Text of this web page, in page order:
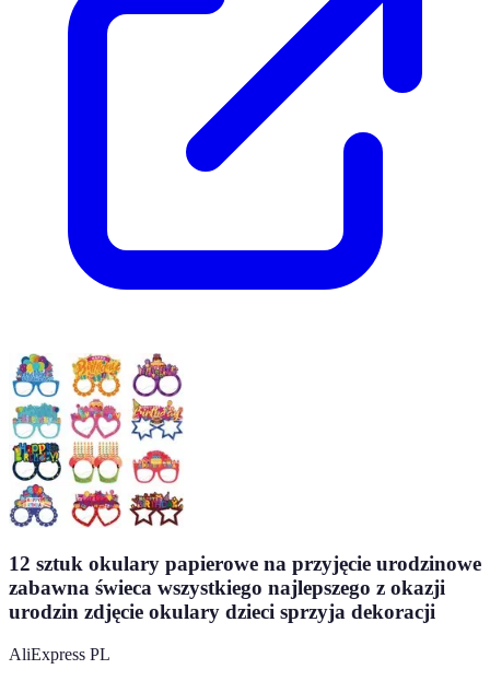
12 sztuk okulary papierowe na przyjęcie urodzinowe
zabawna świeca wszystkiego najlepszego z okazji
urodzin zdjęcie okulary dzieci sprzyja dekoracji
AliExpress PL